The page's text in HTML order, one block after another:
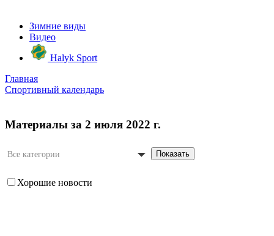
Зимние виды
Видео
Halyk Sport
Главная
Спортивный календарь
Материалы за 2 июля 2022 г.
Все категории Показать
Хорошие новости